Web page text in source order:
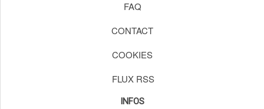
FAQ
CONTACT
COOKIES
FLUX RSS
INFOS